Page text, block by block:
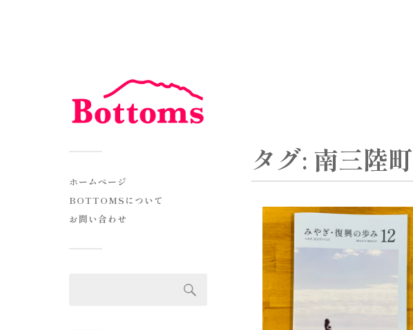
ホームページ
BOTTOMSについて
お問い合わせ
タグ: 南三陸町